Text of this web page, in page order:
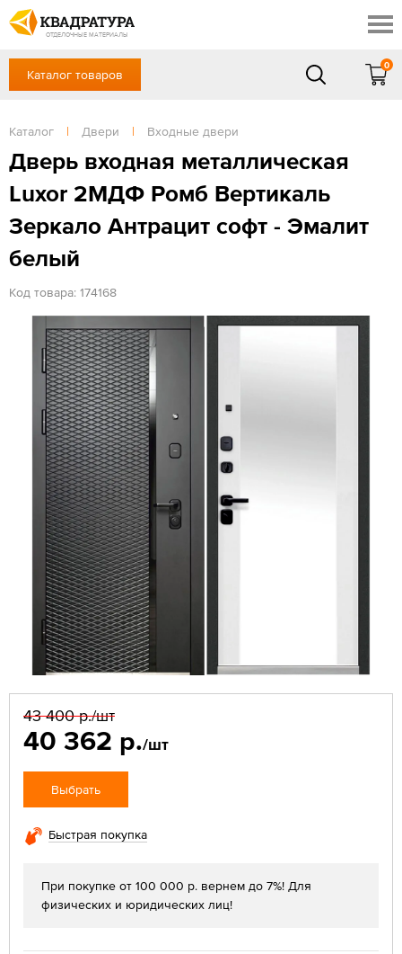
ОТДЕЛОЧНЫЕ МАТЕРИАЛЫ
Профи
Контакты
Доставка и оплата
Выставочный зал
Готовые решения
Отзывы
+7 (383) 209-98-97
Сб, Вс — выходной
ЗАКАЗАТЬ ЗВОНОК
Вход / Регистрация
Каталог товаров
0
Каталог | Двери | Входные двери
Дверь входная металлическая
Luxor 2МДФ Ромб Вертикаль
Зеркало Антрацит софт - Эмалит
белый
Код товара: 174168
43 400 р./шт
40 362 р./шт
Выбрать
Быстрая покупка
При покупке от 100 000 р. вернем до 7%! Для
физических и юридических лиц!